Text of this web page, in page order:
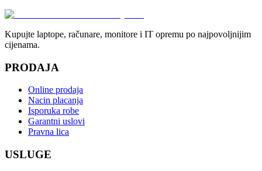
Kupujte laptope, računare, monitore i IT opremu po najpovoljnijim
cijenama.
PRODAJA
Online prodaja
Nacin placanja
Isporuka robe
Garantni uslovi
Pravna lica
USLUGE